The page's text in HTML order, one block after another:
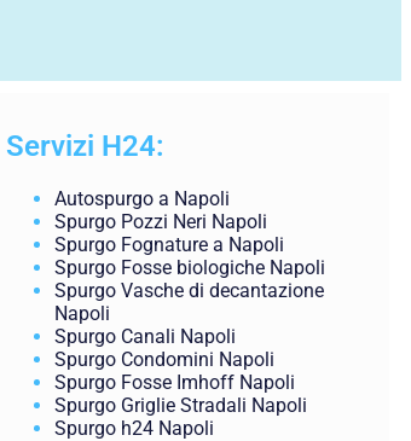
Servizi H24:
Autospurgo a Napoli
Spurgo Pozzi Neri Napoli
Spurgo Fognature a Napoli
Spurgo Fosse biologiche Napoli
Spurgo Vasche di decantazione
Napoli
Spurgo Canali Napoli
Spurgo Condomini Napoli
Spurgo Fosse Imhoff Napoli
Spurgo Griglie Stradali Napoli
Spurgo h24 Napoli